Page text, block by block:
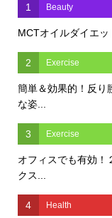
1 Beauty
MCTオイルダイエ
2 Exercise
簡単＆効果的！反り
な姿...
3 Exercise
オフィスでも有効！
クス...
4 Health